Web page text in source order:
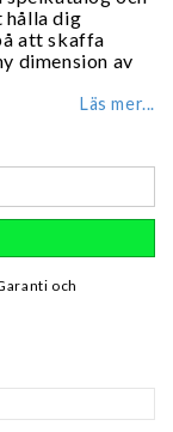
hålla dig
att skaffa
dimension av
Läs mer...
och